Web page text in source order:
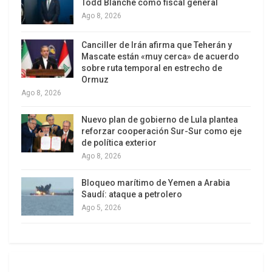
de ministros muchas veces”, recalcó.
EL PUEBLO ENTIENDE
Al plantearle que una medida como aumentar el
precio de la divisa es impopular porque afecta el
bolsillo de la población, Giordani dijo que “el
pueblo entiende esas cosas”. Además, existen
mecanismos para evitar impacto en los precios
de los bienes y servicios, como los subsidios
El Ejecutivo ya está aplicando subsidios en
bolívares a ciertos alimentos para que las
Todd Blanche como fiscal general
Ago 8, 2026
Canciller de Irán afirma que Teherán y
Mascate están «muy cerca» de acuerdo
sobre ruta temporal en estrecho de
Ormuz
Ago 8, 2026
Nuevo plan de gobierno de Lula plantea
reforzar cooperación Sur-Sur como eje
de política exterior
Ago 8, 2026
Bloqueo marítimo de Yemen a Arabia
Saudí: ataque a petrolero
Ago 5, 2026